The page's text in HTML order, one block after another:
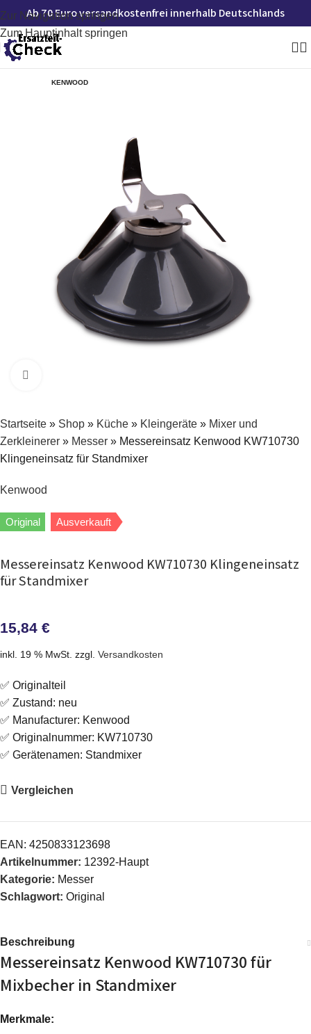
Zur Navigation springen
Zum Hauptinhalt springen
Ab 70 Euro versandkostenfrei innerhalb Deutschlands
KENWOOD
Startseite » Shop » Küche » Kleingeräte » Mixer und
Zerkleinerer » Messer » Messereinsatz Kenwood KW710730
Klingeneinsatz für Standmixer
Kenwood
Original Ausverkauft
Messereinsatz Kenwood KW710730 Klingeneinsatz
für Standmixer
15,84 €
inkl. 19 % MwSt. zzgl. Versandkosten
✅ Originalteil
✅ Zustand: neu
✅ Manufacturer: Kenwood
✅ Originalnummer: KW710730
✅ Gerätenamen: Standmixer
Vergleichen
EAN: 4250833123698
Artikelnummer: 12392-Haupt
Kategorie: Messer
Schlagwort: Original
Beschreibung
Messereinsatz Kenwood KW710730 für
Mixbecher in Standmixer
Merkmale: